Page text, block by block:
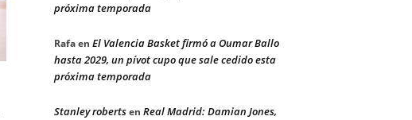
próxima temporada
Rafaen El Valencia Basket firmó a Oumar Ballo
hasta 2029, un pívot cupo que sale cedido esta
próxima temporada
Stanley robertsen Real Madrid: Damian Jones,